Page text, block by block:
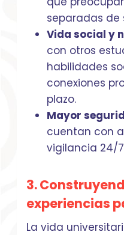
separadas de
Vida social y
con otros
habilidades
conexiones
plazo.
Mayor
cuentan con
vigilancia 24/
3.
experiencias
La vida